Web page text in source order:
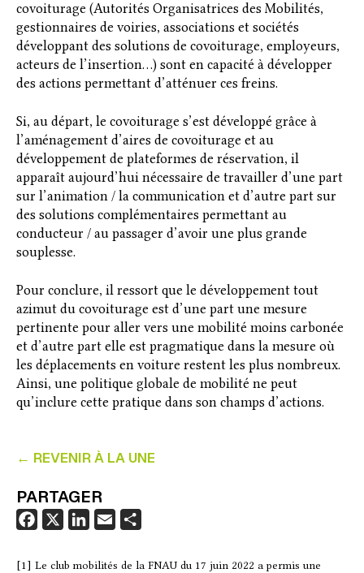
← REVENIR À LA UNE
PARTAGER
c
n
a
r
[1] Le club mobilités de la FNAU du 17 juin 2022 a permis une
covoiturage (Autorités Organisatrices des Mobilités,
gestionnaires de voiries, associations et sociétés
développant des solutions de covoiturage, employeurs,
acteurs de l’insertion…) sont en capacité à développer
des actions permettant d’atténuer ces freins.
Si, au départ, le covoiturage s’est développé grâce à
l’aménagement d’aires de covoiturage et au
développement de plateformes de réservation, il
apparaît aujourd’hui nécessaire de travailler d’une part
sur l’animation / la communication et d’autre part sur
des solutions complémentaires permettant au
conducteur / au passager d’avoir une plus grande
souplesse.
Pour conclure, il ressort que le développement tout
azimut du covoiturage est d’une part une mesure
pertinente pour aller vers une mobilité moins carbonée
et d’autre part elle est pragmatique dans la mesure où
les déplacements en voiture restent les plus nombreux.
Ainsi, une politique globale de mobilité ne peut
qu’inclure cette pratique dans son champs d’actions.